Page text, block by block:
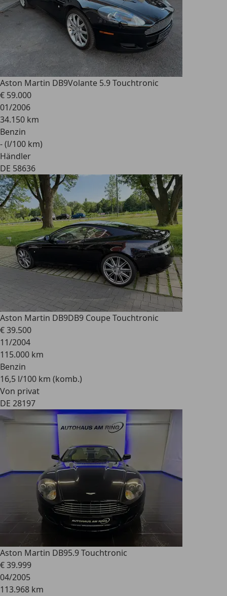
Aston Martin DB9Volante 5.9 Touchtronic
€ 59.000
01/2006
34.150 km
Benzin
- (l/100 km)
Händler
DE 58636
Aston Martin DB9DB9 Coupe Touchtronic
€ 39.500
11/2004
115.000 km
Benzin
16,5 l/100 km (komb.)
Von privat
DE 28197
Aston Martin DB95.9 Touchtronic
€ 39.999
04/2005
113.968 km